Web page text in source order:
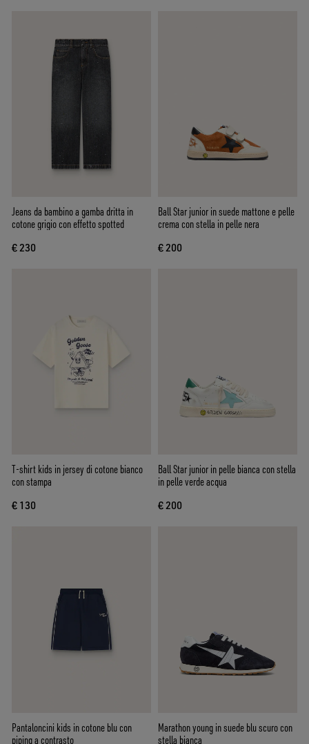
Jeans da bambino a gamba dritta in
cotone grigio con effetto spotted
€ 230
Ball Star junior in suede mattone e pelle
crema con stella in pelle nera
€ 200
T-shirt kids in jersey di cotone bianco
con stampa
€ 130
Ball Star junior in pelle bianca con stella
in pelle verde acqua
€ 200
Pantaloncini kids in cotone blu con
piping a contrasto
Marathon young in suede blu scuro con
stella bianca